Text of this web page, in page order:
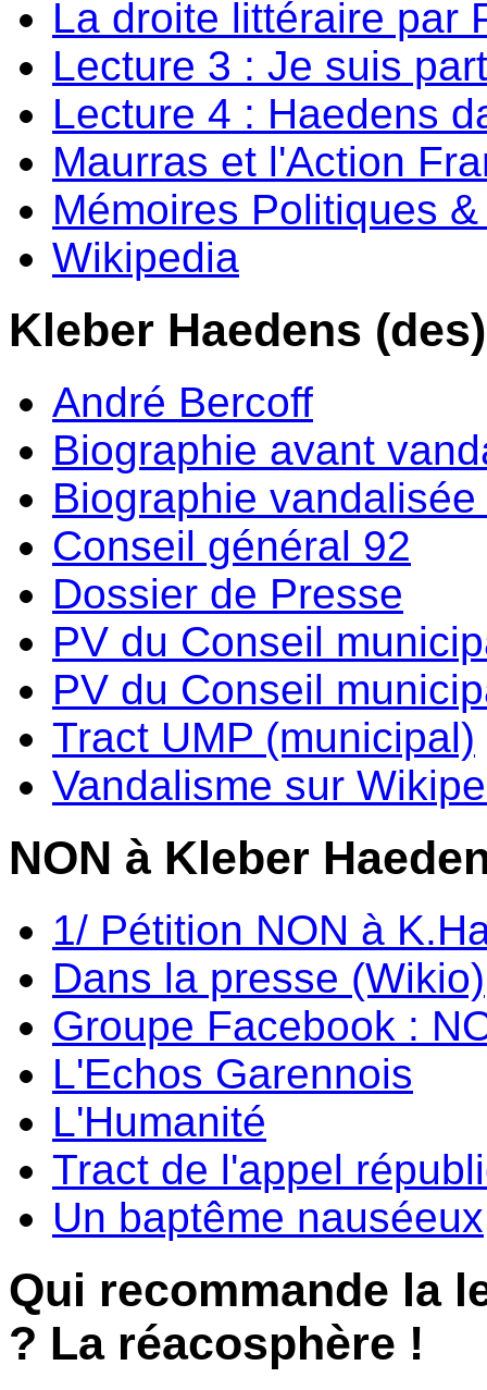
La droite littéraire par
Lecture 3 : Je suis
Lecture 4 : Haedens
Maurras et l'Action
Mémoires Politiques
Wikipedia
Kleber Haedens
André Bercoff
Biographie avant
Biographie
Conseil général 92
Dossier de Presse
PV du Conseil
PV du Conseil
Tract UMP (municipal)
Vandalisme sur
NON à Kleber
1/ Pétition NON à
Dans la presse (Wikio)
Groupe Facebook :
L'Echos Garennois
L'Humanité
Tract de l'appel
Un baptême nauséeux
Qui recommande la
? La réacosphère !